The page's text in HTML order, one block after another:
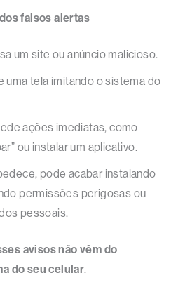
falsos alertas
um site ou anúncio malicioso.
uma tela imitando o sistema do
ações imediatas, como
ou instalar um aplicativo.
pode acabar instalando
permissões perigosas ou
pessoais.
avisos não vêm do
do seu celular.